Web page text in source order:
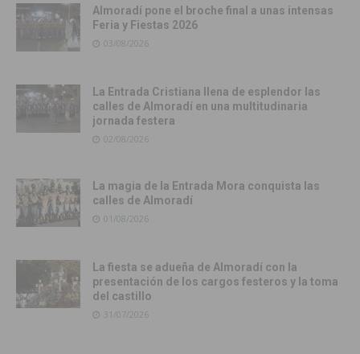
Almoradí pone el broche final a unas intensas
Feria y Fiestas 2026
03/08/2026
La Entrada Cristiana llena de esplendor las
calles de Almoradí en una multitudinaria
jornada festera
02/08/2026
La magia de la Entrada Mora conquista las
calles de Almoradí
01/08/2026
La fiesta se adueña de Almoradí con la
presentación de los cargos festeros y la toma
del castillo
31/07/2026